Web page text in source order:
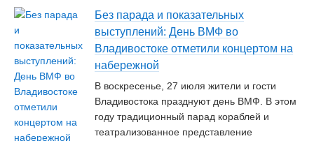
Без парада и показательных
выступлений: День ВМФ во
Владивостоке отметили концертом на
набережной
В воскресенье, 27 июля жители и гости
Владивостока празднуют день ВМФ. В этом
году традиционный парад кораблей и
театрализованное представление